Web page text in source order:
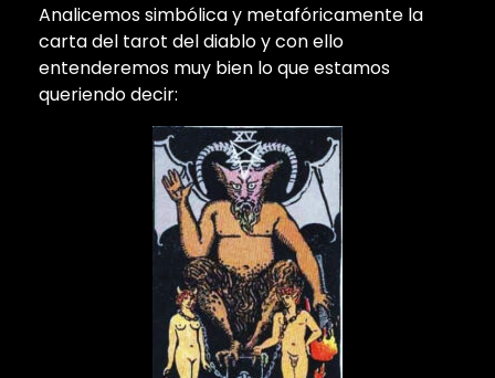
Analicemos simbólica y metafóricamente la
carta del tarot del diablo y con ello
entenderemos muy bien lo que estamos
queriendo decir: